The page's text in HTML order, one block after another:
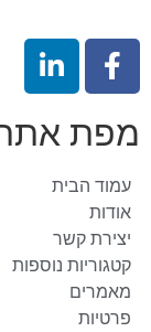
מפת אתר
עמוד הבית
אודות
יצירת קשר
קטגוריות נוספות
מאמרים
פרטיות